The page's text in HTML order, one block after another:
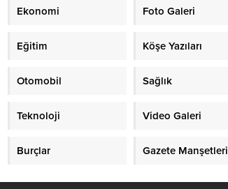
vurgulandı. Yapılan açıklamaya göre:• 14
Pazarı’nda bir kişinin öldürülmesi olayıyla
Ekonomi Foto Galeri
Eğitim Köşe Yazıları
Otomobil Sağlık
Teknoloji Video Galeri
Burçlar Gazete Manşetleri